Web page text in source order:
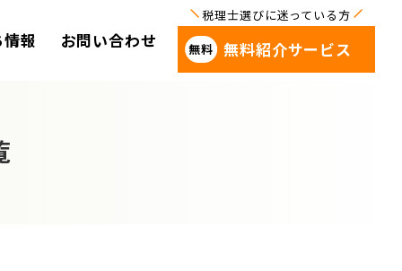
報 お問い合わせ 無料紹介サービス